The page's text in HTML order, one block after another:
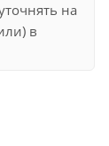
на
в